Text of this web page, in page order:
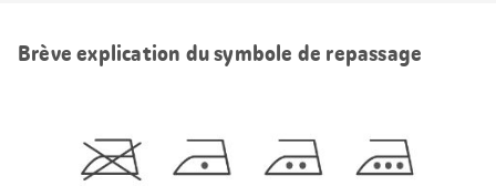
Brève explication du symbole de repassage